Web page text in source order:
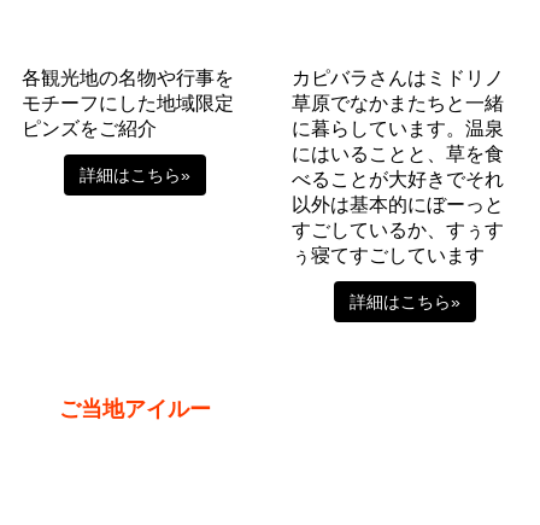
各観光地の名物や行事を
モチーフにした地域限定
ピンズをご紹介
詳細はこちら»
カピバラさんはミドリノ
草原でなかまたちと一緒
に暮らしています。温泉
にはいることと、草を食
べることが大好きでそれ
以外は基本的にぼーっと
すごしているか、すぅす
ぅ寝てすごしています
詳細はこちら»
ご当地アイルー